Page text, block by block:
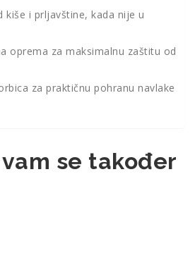
kiše i prljavštine, kada nije u
oprema za maksimalnu zaštitu od
za praktičnu pohranu navlake
se također